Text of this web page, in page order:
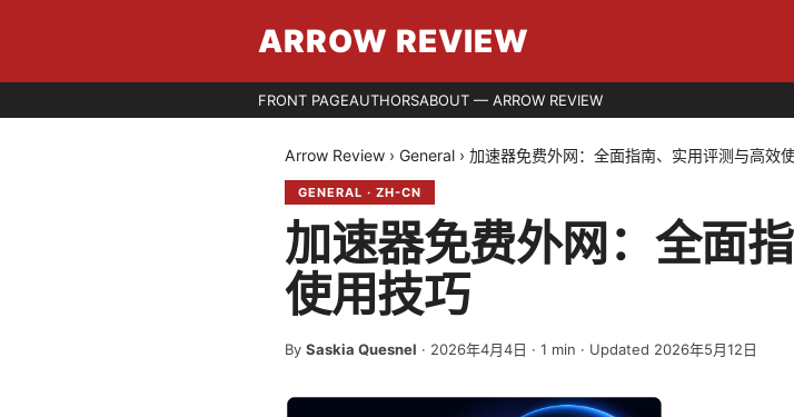
ARROW REVIEW
FRONT PAGEAUTHORSABOUT — ARROW REVIEW
Arrow Review › General › 加速器免费外网：全面指南、实用评测与高效
GENERAL · ZH-CN
加速器免费外网：全面
使用技巧
By Saskia Quesnel · 2026年4月4日 · 1 min · Updated 2026年5月12日